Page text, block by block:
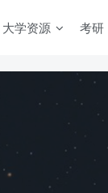
大学资源 考研